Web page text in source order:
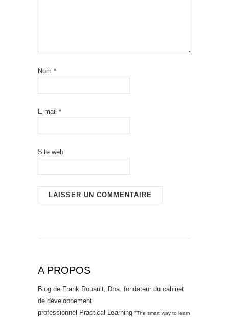
Nom *
E-mail *
Site web
A PROPOS
Blog de Frank Rouault, Dba. fondateur du cabinet
de développement
professionnel Practical Learning "The smart way to learn